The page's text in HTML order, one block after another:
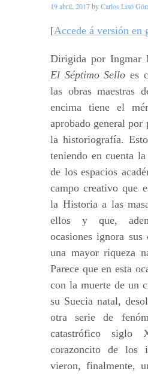
19 abril, 2017byCarlos Lixó
[Accede á versión en
Dirigida por Ingmar
El Séptimo Sello es
las obras maestras
encima tiene el
aprobado general por
la historiografía.
teniendo en cuenta
de los espacios
campo creativo que
la Historia a las
ellos y que,
ocasiones ignora
una mayor riqueza
Parece que en esta
con la muerte de un
su Suecia natal,
otra serie de
catastrófico
corazoncito de los
vieron, finalmente,